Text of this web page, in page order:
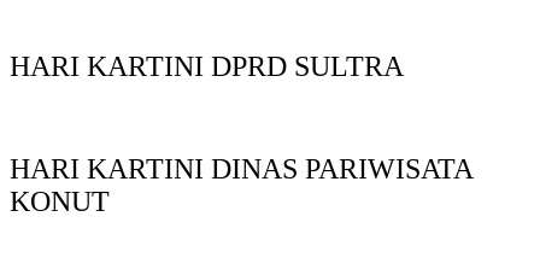
HARI KARTINI DPRD SULTRA
HARI KARTINI DINAS PARIWISATA
KONUT